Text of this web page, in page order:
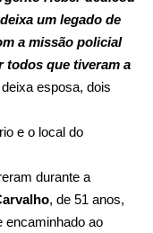
um legado de
a missão policial
todos que tiveram a
esposa, dois
e o local do
durante a
, de 51 anos,
encaminhado ao